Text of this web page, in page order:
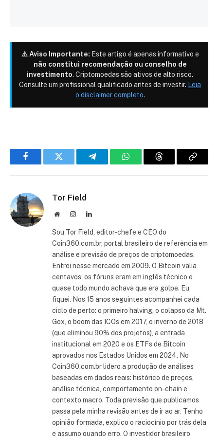
⚠️ Aviso Importante: Este artigo é apenas informativo e
não constitui recomendação ou conselho de
investimento. Criptomoedas são ativos de alto risco.
Consulte um profissional qualificado antes de investir. Leia
o disclaimer completo.
FacebookTwitter TelegramWhatsAppThreads Copiar
Tor Field
Site InstagramLinkedIn
Sou Tor Field, editor-chefe e CEO do
Coin360.com.br, portal brasileiro de referência em
análise e previsão de preços de criptomoedas.
Entrei nesse mercado em 2009. O Bitcoin valia
centavos, os fóruns eram em inglês técnico e
quase todo mundo achava que era golpe. Eu
fiquei. Nos 15 anos seguintes acompanhei cada
ciclo de perto: o primeiro halving, o colapso da Mt.
Gox, o boom das ICOs em 2017, o inverno de 2018
(que eliminou 90% dos projetos), a entrada
institucional em 2020 e os ETFs de Bitcoin
aprovados nos Estados Unidos em 2024. No
Coin360.com.br lidero a produção de análises
baseadas em dados reais: histórico de preços,
análise técnica, comportamento on-chain e
contexto macro. Toda previsão que publicamos
passa pela minha revisão antes de ir ao ar. Tenho
opinião formada, explico o raciocínio por trás dela
e assumo quando erro. O investidor brasileiro